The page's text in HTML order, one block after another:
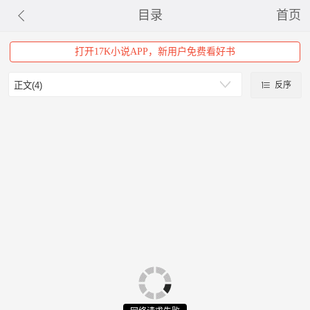
目录 首页
打开17K小说APP，新用户免费看好书
反序